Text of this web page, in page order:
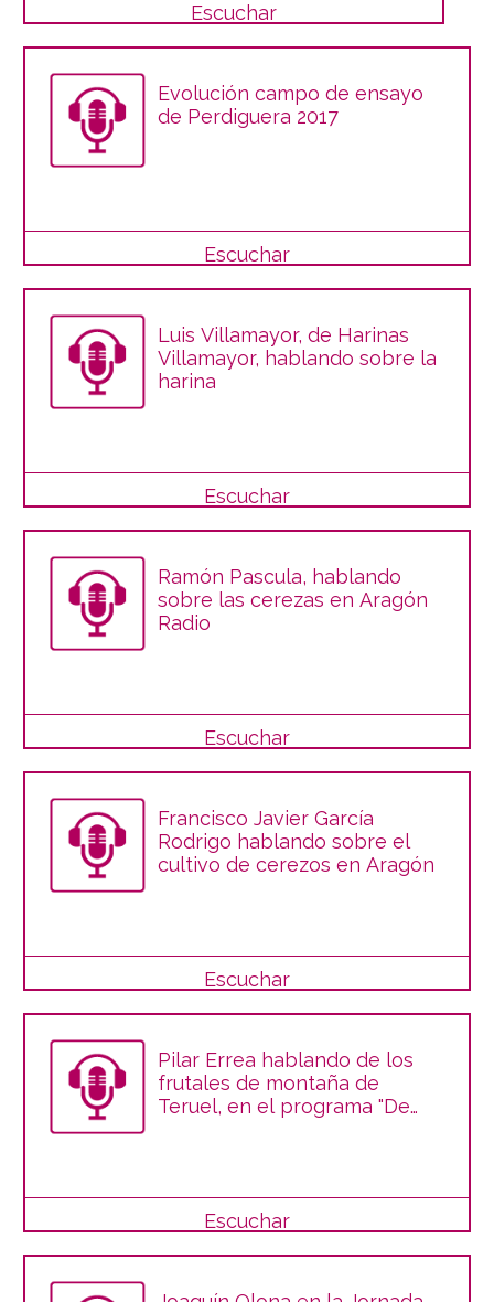
Escuchar
Evolución campo de ensayo
de Perdiguera 2017
Escuchar
Luis Villamayor, de Harinas
Villamayor, hablando sobre la
harina
Escuchar
Ramón Pascula, hablando
sobre las cerezas en Aragón
Radio
Escuchar
Francisco Javier García
Rodrigo hablando sobre el
cultivo de cerezos en Aragón
Escuchar
Pilar Errea hablando de los
frutales de montaña de
Teruel, en el programa "De
Escuchar